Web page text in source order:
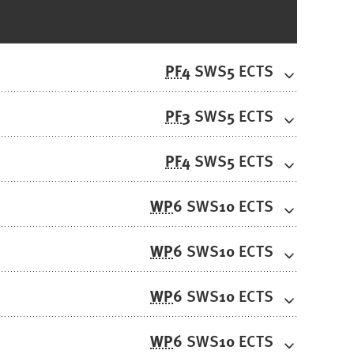
PF4 SWS5 ECTS
PF3 SWS5 ECTS
PF4 SWS5 ECTS
WP6 SWS10 ECTS
WP6 SWS10 ECTS
WP6 SWS10 ECTS
WP6 SWS10 ECTS